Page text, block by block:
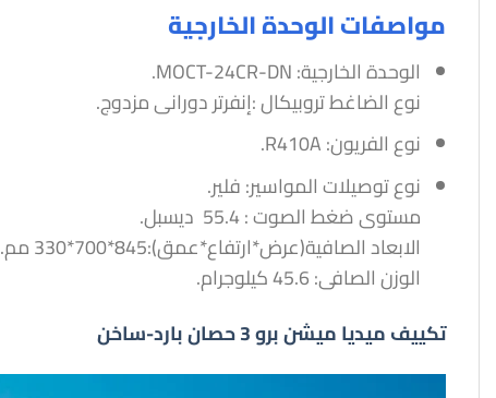
مواصفات الوحدة الخارجية
الوحدة الخارجية: MOCT-24CR-DN.
نوع الضاغط تروبيكال :إنفرتر دورانى مزدوج.
نوع الفريون: R410A.
نوع توصيلات المواسير: فلير.
مستوى ضغط الصوت : 55.4 ديسبل.
الابعاد الصافية(عرض*ارتفاع*عمق):845*700*330 مم.
الوزن الصافى: 45.6 كيلوجرام.
تكييف ميديا ميشن برو 3 حصان بارد-ساخن